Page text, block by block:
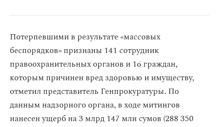
Потерпевшими в результате «массовых
беспорядков» признаны 141 сотрудник
правоохранительных органов и 16 граждан,
которым причинен вред здоровью и имуществу,
отметил представитель Генпрокуратуры. По
данным надзорного органа, в ходе митингов
нанесен ущерб на 3 млрд 147 млн сумов (288 350